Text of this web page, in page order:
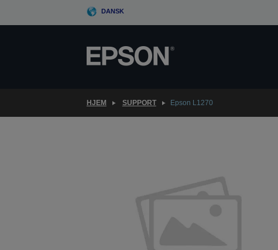
DANSK
HJEM SUPPORT Epson L1270